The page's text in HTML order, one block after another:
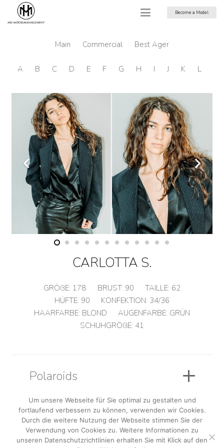
Become a Model
Main Commercial Best Ager
A B C D E F G H I J K L
CARLOTTA S.
GRÖßE: 178 BRUST: 90 TAILLE: 62
HÜFTE: 90 KONFEKTION: 34/36
HAARFARBE: BLOND AUGENFARBE: GRÜN
SCHUHGRÖßE: 41
Polaroids
Sedcard
Um unsere Webseite für Sie optimal zu gestalten und
fortlaufend verbessern zu können, verwenden wir Cookies.
Durch die weitere Nutzung der Webseite stimmen Sie der
Verwendung von Cookies zu. Weitere Informationen zu
unseren Datenschutzrichtlinien erhalten Sie mit Klick auf den